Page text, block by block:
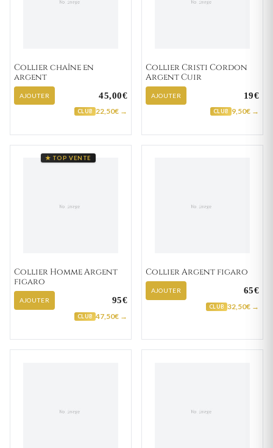
Collier chaîne en
argent
AJOUTER 45,00€
CLUB 22,50€ →
Collier Cristi Cordon
Argent Cuir
AJOUTER 19€
CLUB 9,50€ →
★ TOP VENTE
Collier Homme Argent
figaro
AJOUTER 95€
CLUB 47,50€ →
Collier Argent figaro
AJOUTER 65€
CLUB 32,50€ →